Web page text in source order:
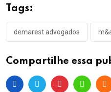
Tags:
demarest advogados
Compartilhe essa